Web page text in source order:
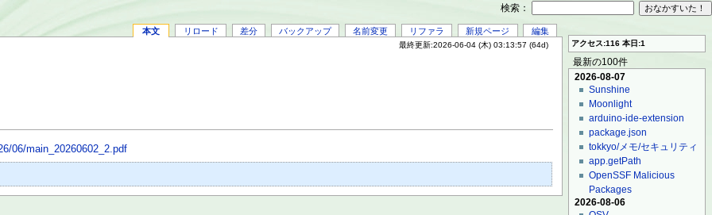
本文 リロード 差分 バックアップ 名前変更 リファラ 新規ページ 編集
最終更新:2026-06-04 (木) 03:13:57 (64d)
06/main_20260602_2.pdf
アクセス:116 本日:1
最新の100件
2026-08-07
Sunshine
Moonlight
arduino-ide-extension
package.json
tokkyo/メモ/セキュリティ
app.getPath
OpenSSF Malicious
Packages
2026-08-06
検索：